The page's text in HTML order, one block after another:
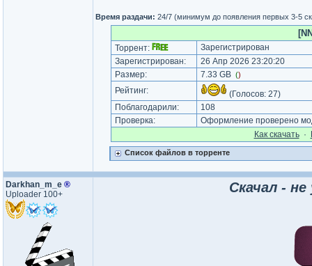
Время раздачи: 24/7 (минимум до появления первых 3-5
Торрент:
Зарегистрирован
Зарегистрирован:
26 Апр 2026 23:20:20
Размер:
7.33 GB ()
Рейтинг: (Голосов: 27)
Поблагодарили:
108
Проверка:
Оформление проверено
Как cкачать·
Список файлов в торренте
Darkhan_m_e ®
Uploader 100+
Скачал -